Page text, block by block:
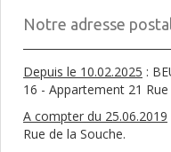
Notre adresse
Depuis le 10.02.2025 :
16 - Appartement 21
A compter du 25.06.2019
Rue de la Souche.